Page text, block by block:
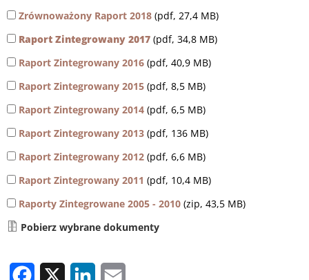
Zrównoważony Raport 2018 (pdf, 27,4 MB)
Raport Zintegrowany 2017 (pdf, 34,8 MB)
Raport Zintegrowany 2016 (pdf, 40,9 MB)
Raport Zintegrowany 2015 (pdf, 8,5 MB)
Raport Zintegrowany 2014 (pdf, 6,5 MB)
Raport Zintegrowany 2013 (pdf, 136 MB)
Raport Zintegrowany 2012 (pdf, 6,6 MB)
Raport Zintegrowany 2011 (pdf, 10,4 MB)
Raporty Zintegrowane 2005 - 2010 (zip, 43,5 MB)
Pobierz wybrane dokumenty
Facebook LinkedIn